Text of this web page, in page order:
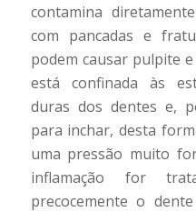
contamina
com pancadas e
podem causar pulpite
está confinada às
duras dos dentes e,
para inchar, desta
uma pressão muito
inflamação for
precocemente o